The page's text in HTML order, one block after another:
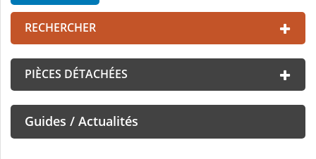
RECHERCHER
PIÈCES DÉTACHÉES
Guides / Actualités